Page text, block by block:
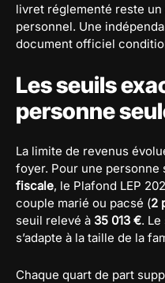
livret réglementé reste un
personnel. Une
document officiel
Les seuils
personne
La limite de revenus
foyer. Pour une personne
fiscale, le Plafond LEP
couple marié ou pacsé (2
seuil relevé à 35 013 €.
s’adapte à la taille de la
Chaque quart de part